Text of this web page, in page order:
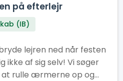
på efterlejr
(IB)
lejren ned når festen
ikke af sig selv! Vi søger
at rulle ærmerne op og